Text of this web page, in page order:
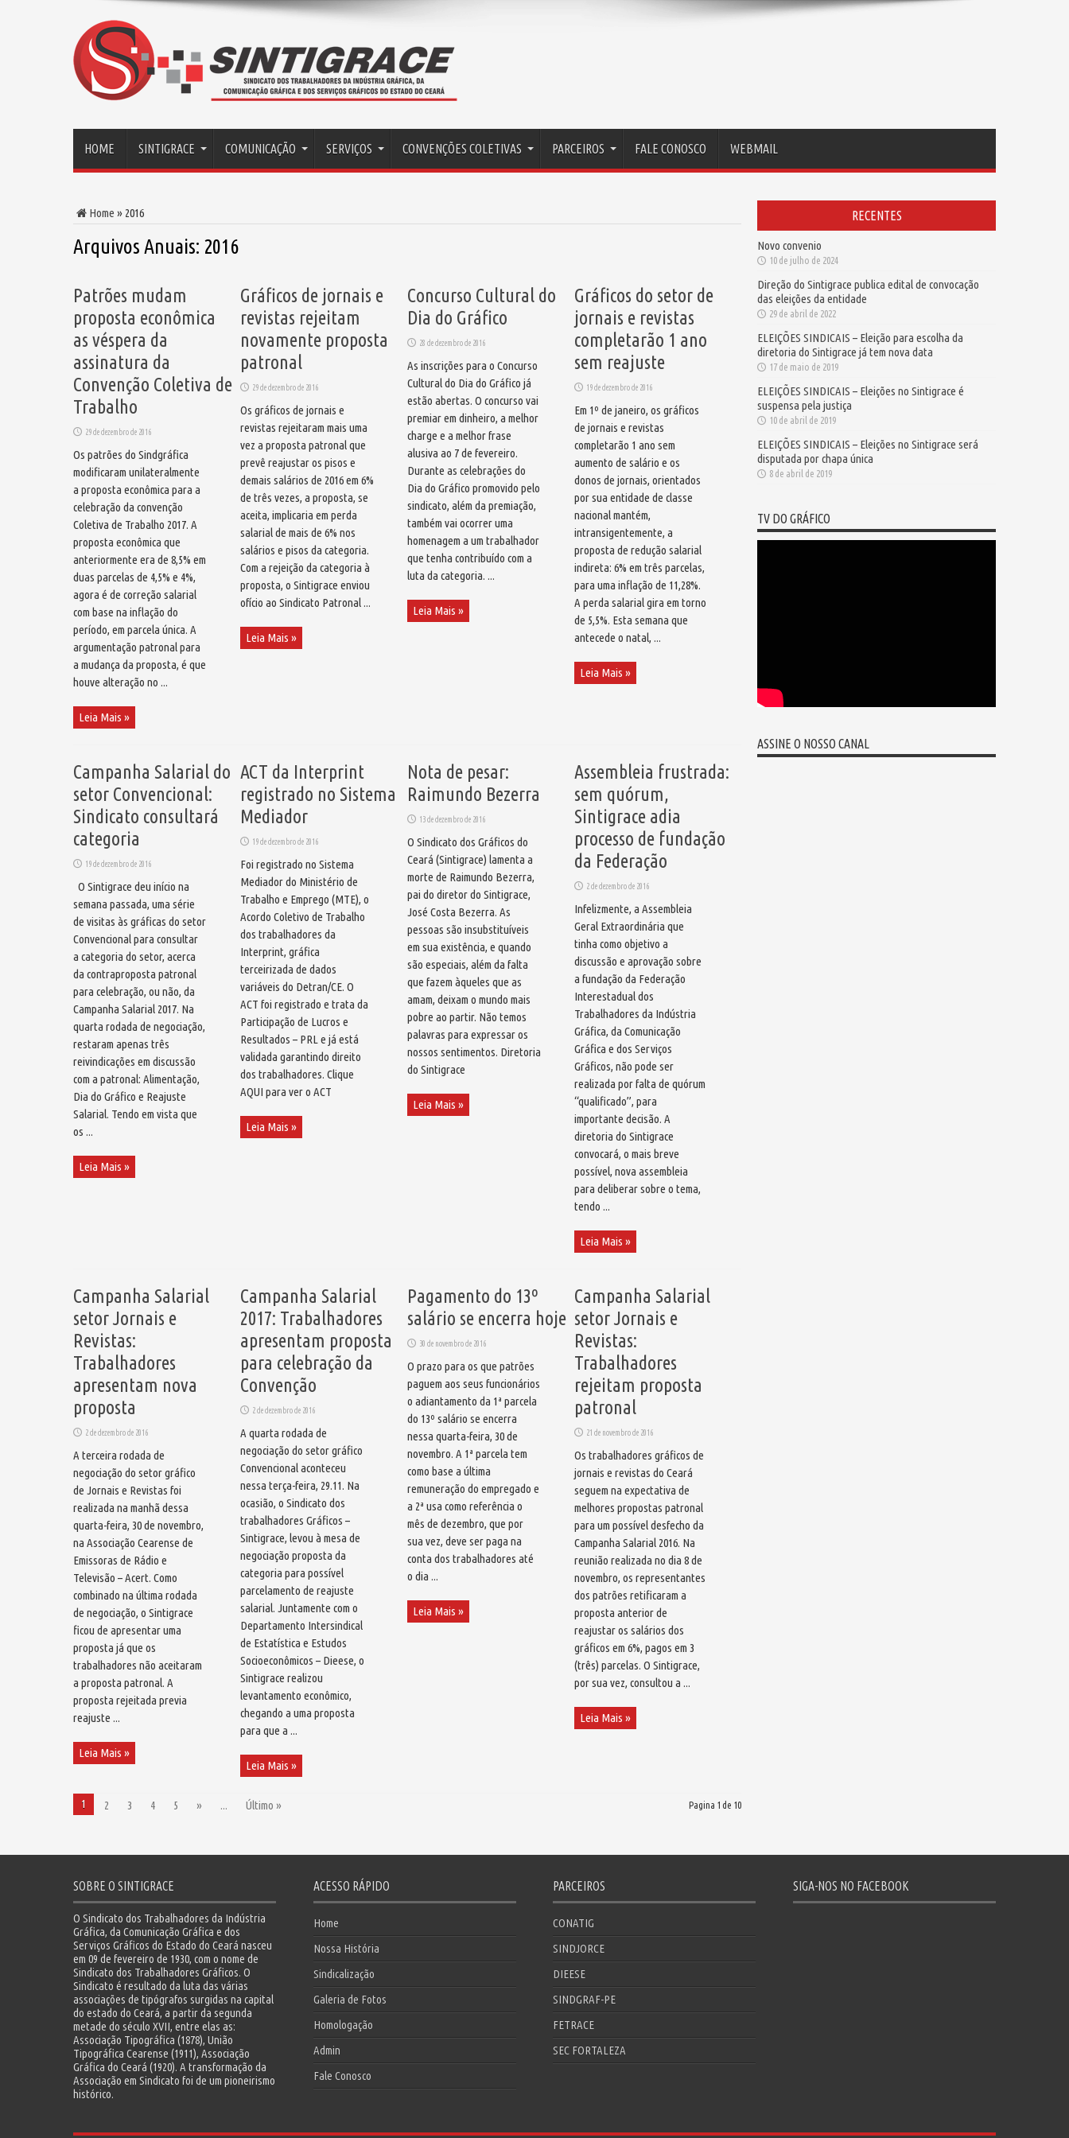
HOME SINTIGRACE COMUNICAÇÃO SERVIÇOS CONVENÇÕES COLETIVAS PARCEIROS FALE CONOSCO WEBMAIL
Home » 2016
Arquivos Anuais: 2016
Patrões mudam
proposta econômica
as véspera da
assinatura da
Convenção Coletiva de
Trabalho
29 de dezembro de 2016
Os patrões do Sindgráfica
modificaram unilateralmente
a proposta econômica para a
celebração da convenção
Coletiva de Trabalho 2017. A
proposta econômica que
anteriormente era de 8,5% em
duas parcelas de 4,5% e 4%,
agora é de correção salarial
com base na inflação do
período, em parcela única. A
argumentação patronal para
a mudança da proposta, é que
houve alteração no ...
Leia Mais »
Gráficos de jornais e
revistas rejeitam
novamente proposta
patronal
29 de dezembro de 2016
Os gráficos de jornais e
revistas rejeitaram mais uma
vez a proposta patronal que
prevê reajustar os pisos e
demais salários de 2016 em 6%
de três vezes, a proposta, se
aceita, implicaria em perda
salarial de mais de 6% nos
salários e pisos da categoria.
Com a rejeição da categoria à
proposta, o Sintigrace enviou
ofício ao Sindicato Patronal ...
Leia Mais »
Concurso Cultural do
Dia do Gráfico
28 de dezembro de 2016
As inscrições para o Concurso
Cultural do Dia do Gráfico já
estão abertas. O concurso vai
premiar em dinheiro, a melhor
charge e a melhor frase
alusiva ao 7 de fevereiro.
Durante as celebrações do
Dia do Gráfico promovido pelo
sindicato, além da premiação,
também vai ocorrer uma
homenagem a um trabalhador
que tenha contribuído com a
luta da categoria. ...
Leia Mais »
Gráficos do setor de
jornais e revistas
completarão 1 ano
sem reajuste
19 de dezembro de 2016
Em 1º de janeiro, os gráficos
de jornais e revistas
completarão 1 ano sem
aumento de salário e os
donos de jornais, orientados
por sua entidade de classe
nacional mantém,
intransigentemente, a
proposta de redução salarial
indireta: 6% em três parcelas,
para uma inflação de 11,28%.
A perda salarial gira em torno
de 5,5%. Esta semana que
antecede o natal, ...
Leia Mais »
Campanha Salarial do
setor Convencional:
Sindicato consultará
categoria
19 de dezembro de 2016
O Sintigrace deu início na
semana passada, uma série
de visitas às gráficas do setor
Convencional para consultar
a categoria do setor, acerca
da contraproposta patronal
para celebração, ou não, da
Campanha Salarial 2017. Na
quarta rodada de negociação,
restaram apenas três
reivindicações em discussão
com a patronal: Alimentação,
Dia do Gráfico e Reajuste
Salarial. Tendo em vista que
os ...
Leia Mais »
ACT da Interprint
registrado no Sistema
Mediador
19 de dezembro de 2016
Foi registrado no Sistema
Mediador do Ministério de
Trabalho e Emprego (MTE), o
Acordo Coletivo de Trabalho
dos trabalhadores da
Interprint, gráfica
terceirizada de dados
variáveis do Detran/CE. O
ACT foi registrado e trata da
Participação de Lucros e
Resultados – PRL e já está
validada garantindo direito
dos trabalhadores. Clique
AQUI para ver o ACT
Leia Mais »
Nota de pesar:
Raimundo Bezerra
13 de dezembro de 2016
O Sindicato dos Gráficos do
Ceará (Sintigrace) lamenta a
morte de Raimundo Bezerra,
pai do diretor do Sintigrace,
José Costa Bezerra. As
pessoas são insubstituíveis
em sua existência, e quando
são especiais, além da falta
que fazem àqueles que as
amam, deixam o mundo mais
pobre ao partir. Não temos
palavras para expressar os
nossos sentimentos. Diretoria
do Sintigrace
Leia Mais »
Assembleia frustrada:
sem quórum,
Sintigrace adia
processo de fundação
da Federação
2 de dezembro de 2016
Infelizmente, a Assembleia
Geral Extraordinária que
tinha como objetivo a
discussão e aprovação sobre
a fundação da Federação
Interestadual dos
Trabalhadores da Indústria
Gráfica, da Comunicação
Gráfica e dos Serviços
Gráficos, não pode ser
realizada por falta de quórum
“qualificado”, para
importante decisão. A
diretoria do Sintigrace
convocará, o mais breve
possível, nova assembleia
para deliberar sobre o tema,
tendo ...
Leia Mais »
Campanha Salarial
setor Jornais e
Revistas:
Trabalhadores
apresentam nova
proposta
2 de dezembro de 2016
A terceira rodada de
negociação do setor gráfico
de Jornais e Revistas foi
realizada na manhã dessa
quarta-feira, 30 de novembro,
na Associação Cearense de
Emissoras de Rádio e
Televisão – Acert. Como
combinado na última rodada
de negociação, o Sintigrace
ficou de apresentar uma
proposta já que os
trabalhadores não aceitaram
a proposta patronal. A
proposta rejeitada previa
reajuste ...
Leia Mais »
Campanha Salarial
2017: Trabalhadores
apresentam proposta
para celebração da
Convenção
2 de dezembro de 2016
A quarta rodada de
negociação do setor gráfico
Convencional aconteceu
nessa terça-feira, 29.11. Na
ocasião, o Sindicato dos
trabalhadores Gráficos –
Sintigrace, levou à mesa de
negociação proposta da
categoria para possível
parcelamento de reajuste
salarial. Juntamente com o
Departamento Intersindical
de Estatística e Estudos
Socioeconômicos – Dieese, o
Sintigrace realizou
levantamento econômico,
chegando a uma proposta
para que a ...
Leia Mais »
Pagamento do 13º
salário se encerra hoje
30 de novembro de 2016
O prazo para os que patrões
paguem aos seus funcionários
o adiantamento da 1ª parcela
do 13º salário se encerra
nessa quarta-feira, 30 de
novembro. A 1ª parcela tem
como base a última
remuneração do empregado e
a 2ª usa como referência o
mês de dezembro, que por
sua vez, deve ser paga na
conta dos trabalhadores até
o dia ...
Leia Mais »
Campanha Salarial
setor Jornais e
Revistas:
Trabalhadores
rejeitam proposta
patronal
21 de novembro de 2016
Os trabalhadores gráficos de
jornais e revistas do Ceará
seguem na expectativa de
melhores propostas patronal
para um possível desfecho da
Campanha Salarial 2016. Na
reunião realizada no dia 8 de
novembro, os representantes
dos patrões retificaram a
proposta anterior de
reajustar os salários dos
gráficos em 6%, pagos em 3
(três) parcelas. O Sintigrace,
por sua vez, consultou a ...
Leia Mais »
Pagina 1 de 10
1 2 3 4 5 » ... Último »
RECENTES
Novo convenio
10 de julho de 2024
Direção do Sintigrace publica edital de convocação
das eleições da entidade
29 de abril de 2022
ELEIÇÕES SINDICAIS – Eleição para escolha da
diretoria do Sintigrace já tem nova data
17 de maio de 2019
ELEIÇÕES SINDICAIS – Eleições no Sintigrace é
suspensa pela justiça
10 de abril de 2019
ELEIÇÕES SINDICAIS – Eleições no Sintigrace será
disputada por chapa única
8 de abril de 2019
TV DO GRÁFICO
ASSINE O NOSSO CANAL
SOBRE O SINTIGRACE
O Sindicato dos Trabalhadores da Indústria
Gráfica, da Comunicação Gráfica e dos
Serviços Gráficos do Estado do Ceará nasceu
em 09 de fevereiro de 1930, com o nome de
Sindicato dos Trabalhadores Gráficos. O
Sindicato é resultado da luta das várias
associações de tipógrafos surgidas na capital
do estado do Ceará, a partir da segunda
metade do século XVII, entre elas as:
Associação Tipográfica (1878), União
Tipográfica Cearense (1911), Associação
Gráfica do Ceará (1920). A transformação da
Associação em Sindicato foi de um pioneirismo
histórico.
ACESSO RÁPIDO
Home
Nossa História
Sindicalização
Galeria de Fotos
Homologação
Admin
Fale Conosco
PARCEIROS
CONATIG
SINDJORCE
DIEESE
SINDGRAF-PE
FETRACE
SEC FORTALEZA
SIGA-NOS NO FACEBOOK